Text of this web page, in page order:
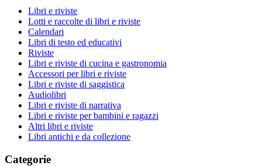
Libri e riviste
Lotti e raccolte di libri e riviste
Calendari
Libri di testo ed educativi
Riviste
Libri e riviste di cucina e gastronomia
Accessori per libri e riviste
Libri e riviste di saggistica
Audiolibri
Libri e riviste di narrativa
Libri e riviste per bambini e ragazzi
Altri libri e riviste
Libri antichi e da collezione
Categorie